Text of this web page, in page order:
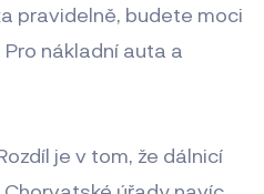
pravidelně, budete moci
nákladní auta a
je v tom, že dálnicí